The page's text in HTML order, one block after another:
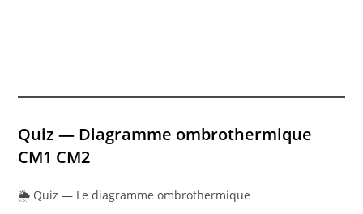
Quiz — Diagramme ombrothermique
CM1 CM2
🌦️ Quiz — Le diagramme ombrothermique